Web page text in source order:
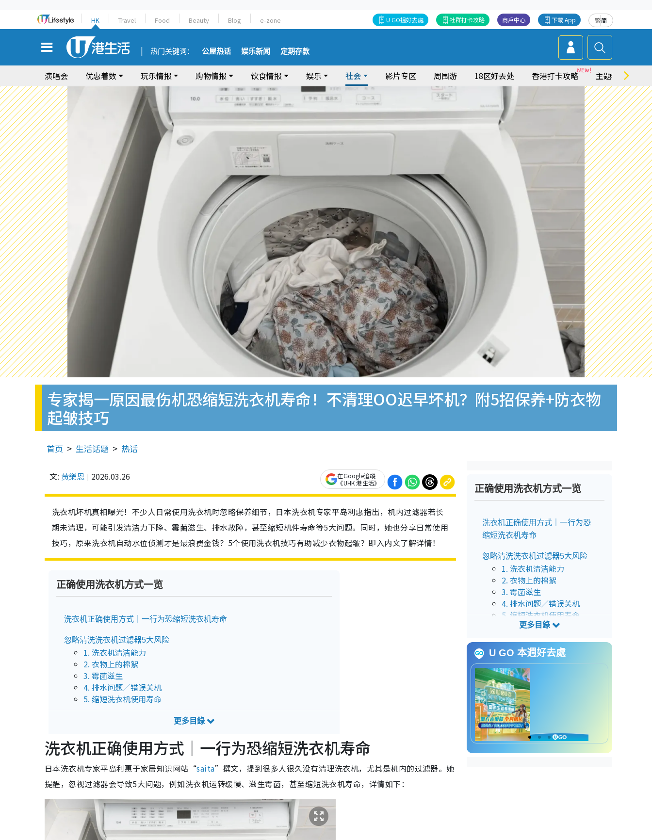
HK Travel Food Beauty Blog e-zone 繁简
下載 App
商戶中心
社群打卡攻略
U GO搵好去處
热门关键词： 公屋热话 娱乐新闻 定期存款
演唱会 优惠着数 玩乐情报 购物情报 饮食情报 娱乐 社会 影片专区 周围游 18区好去处 香港打卡攻略 主题特集
专家揭一原因最伤机恐缩短洗衣机寿命！不清理OO迟早坏机？附5招保养+防衣物
起皱技巧
首页 生活话题 热话
文: 黃樂恩 2026.03.26
在Google追蹤
《UHK 港生活》
洗衣机坏机真相曝光！不少人日常使用洗衣机时忽略保养细节，日本洗衣机专家平岛利惠指出，机内过滤器若长
期未清理，可能引发清洁力下降、霉菌滋生、排水故障，甚至缩短机件寿命等5大问题。同时，她也分享日常使用
技巧，原来洗衣机自动水位侦测才是最浪费金钱？5个使用洗衣机技巧有助减少衣物起皱？即入内文了解详情！
正确使用洗衣机方式一览
洗衣机正确使用方式｜一行为恐缩短洗衣机寿命
忽略清洗洗衣机过滤器5大风险
1. 洗衣机清洁能力
2. 衣物上的棉絮
3. 霉菌滋生
4. 排水问题／错误关机
5. 缩短洗衣机使用寿命
5个使用洗衣机技巧 专家：可以防止衣物起皱
3. 选择“轻柔”洗衣模式
4. 正确使用洗衣网
5. 洗后立即晾干
专家提醒洗衣机4大错误用法易致坏机
洗衣机保养错处｜1.放入过量衣物
洗衣机保养错处｜2.使用过多洗衣液、柔顺剂
洗衣机保养错处｜3.疏于清洁内部
洗衣机保养错处｜4.用错清洁剂
洗衣机正确使用方式｜一行为恐缩短洗衣机寿命
日本洗衣机专家平岛利惠于家居知识网站“saita”撰文，提到很多人很久没有清理洗衣机，尤其是机内的过滤器。她
提醒，忽视过滤器会导致5大问题，例如洗衣机运转缓慢、滋生霉菌，甚至缩短洗衣机寿命，详情如下：
正确使用洗衣机方式一览
洗衣机正确使用方式｜一行为恐
缩短洗衣机寿命
忽略清洗洗衣机过滤器5大风险
1. 洗衣机清洁能力
2. 衣物上的棉絮
3. 霉菌滋生
4. 排水问题／错误关机
5. 缩短洗衣机使用寿命
防止衣物起皱
1. 减少衣物数量，增加用水
量
3. 选择“轻柔”洗衣模式
4. 正确使用洗衣网
5. 洗后立即晾干
专家提醒洗衣机4大错误用法易致
坏机
洗衣机保养错处｜1.放入过
U GO 本週好去處